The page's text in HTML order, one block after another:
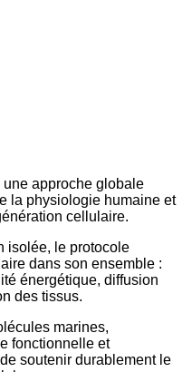
approche globale
la physiologie humaine et
cellulaire.
isolée, le protocole
dans son ensemble :
énergétique, diffusion
des tissus.
marines,
fonctionnelle et
soutenir durablement le